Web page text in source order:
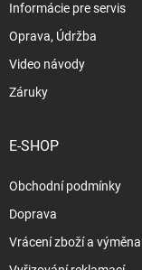
Informácie pre servis
Oprava, Údržba
Video návody
Záruky
E-SHOP
Obchodní podmínky
Doprava
Vrácení zboží a výměna